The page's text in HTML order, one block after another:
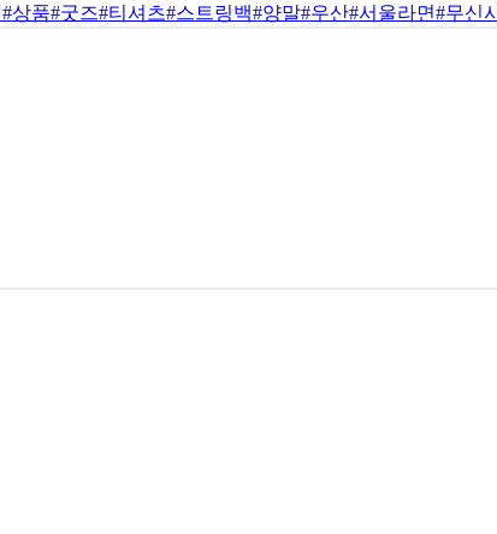
#상품#굿즈#티셔츠#스트링백#양말#우산#서울라면#무신